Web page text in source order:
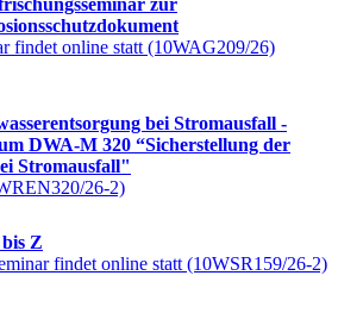
findet online statt (10WAG209/26)
bei Stromausfall -
DWA-M 320 “Sicherstellung der
Stromausfall"
26-2)
Z
findet online statt (10WSR159/26-2)